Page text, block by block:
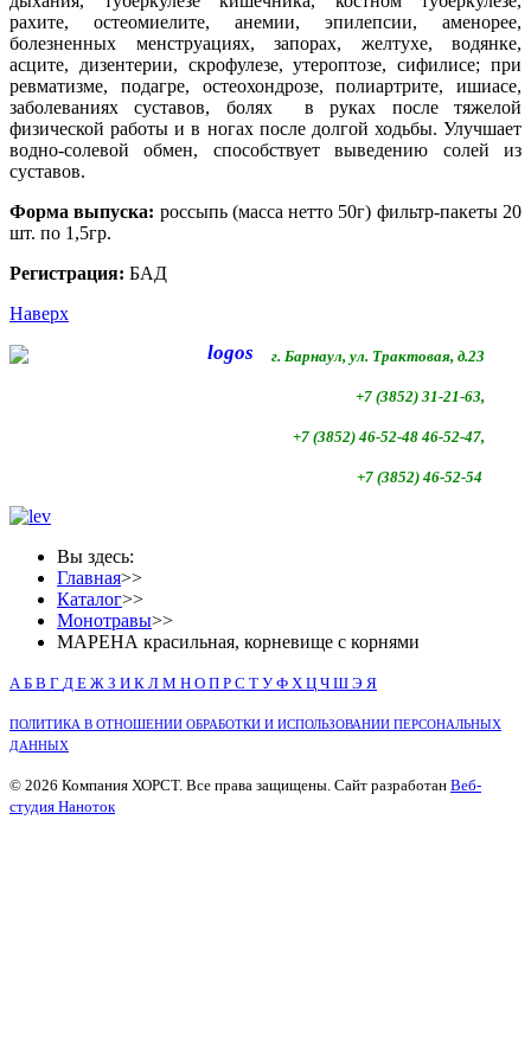
рахите, остеомиелите, анемии, эпилепсии, аменорее,
болезненных менструациях, запорах, желтухе, водянке,
асците, дизентерии, скрофулезе, утероптозе, сифилисе; при
ревматизме, подагре, остеохондрозе, полиартрите, ишиасе,
заболеваниях суставов, болях в руках после тяжелой
физической работы и в ногах после долгой ходьбы. Улучшает
водно-солевой обмен, способствует выведению солей из
суставов.
Форма выпуска: россыпь (масса нетто 50г) фильтр-пакеты 20
шт. по 1,5гр.
Регистрация: БАД
Наверх
г. Барнаул, ул. Трактовая, д.23
+7 (3852) 31-21-63,
+7 (3852) 46-52-48 46-52-47,
+7 (3852) 46-52-54
Вы здесь:
Главная>>
Каталог>>
Монотравы>>
МАРЕНА красильная, корневище с корнями
А Б В Г Д Е Ж З И К Л М Н О П Р С Т У Ф Х Ц Ч Ш Э Я
ПОЛИТИКА В ОТНОШЕНИИ ОБРАБОТКИ И ИСПОЛЬЗОВАНИИ ПЕРСОНАЛЬНЫХ
ДАННЫХ
© 2026 Компания ХОРСТ. Все права защищены. Сайт разработан Веб-
студия Наноток